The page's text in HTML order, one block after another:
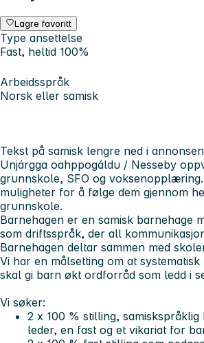
Lagre favoritt
Type ansettelse
Fast, heltid 100%
Arbeidsspråk
Norsk eller samisk
Tekst på samisk lengre ned i annonsen
Unjárgga oahppogáldu / Nesseby
grunnskole, SFO og
muligheter for å følge dem gjennom
grunnskole.
Barnehagen er en samisk barnehage
som driftsspråk, der all
Barnehagen deltar sammen med
Vi har en målsetting om at
skal gi barn økt ordforråd som ledd i
Vi søker:
2 x 100 % stilling,
leder, en fast og et vikariat for